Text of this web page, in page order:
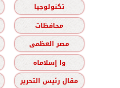
تكنولوجيا
محافظات
مصر العظمى
وا إسلاماه
مقال رئيس التحرير